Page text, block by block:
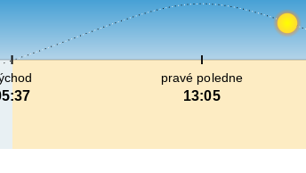
pravé poledne
13:05